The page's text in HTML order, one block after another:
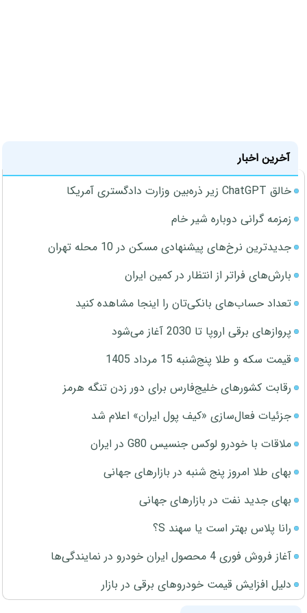
آخرین اخبار
خالق ChatGPT زیر ذره‌بین وزارت دادگستری آمریکا
زمزمه گرانی دوباره شیر خام
جدیدترین نرخ‌های پیشنهادی مسکن در 10 محله تهران
بارش‌های فراتر از انتظار در کمین ایران
تعداد حساب‌های بانکی‌تان را اینجا مشاهده کنید
پروازهای برقی اروپا تا 2030 آغاز می‌شود
قیمت سکه و طلا پنج‌شنبه 15 مرداد 1405
رقابت کشورهای خلیج‌فارس برای دور زدن تنگه هرمز
جزئیات فعال‌سازی «کیف پول ایران» اعلام شد
ملاقات با خودرو لوکس جنسیس G80 در ایران
بهای طلا امروز پنج شنبه در بازارهای جهانی
بهای جدید نفت در بازارهای جهانی
رانا پلاس بهتر است یا سهند S؟
آغاز فروش فوری 4 محصول ایران خودرو در نمایندگی‌ها
دلیل افزایش قیمت خودروهای برقی در بازار